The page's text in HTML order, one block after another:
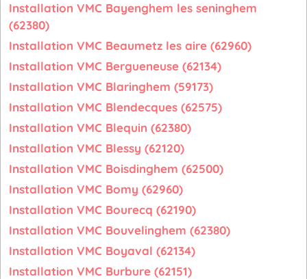
Installation VMC Bayenghem les seninghem
(62380)
Installation VMC Beaumetz les aire (62960)
Installation VMC Bergueneuse (62134)
Installation VMC Blaringhem (59173)
Installation VMC Blendecques (62575)
Installation VMC Blequin (62380)
Installation VMC Blessy (62120)
Installation VMC Boisdinghem (62500)
Installation VMC Bomy (62960)
Installation VMC Bourecq (62190)
Installation VMC Bouvelinghem (62380)
Installation VMC Boyaval (62134)
Installation VMC Burbure (62151)